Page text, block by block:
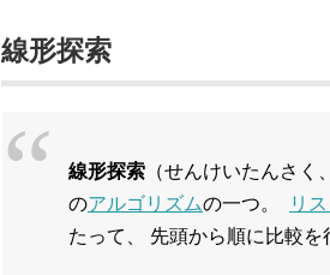
線形探索
線形探索 （せんけいたんさく、
のアルゴリズムの一つ。 リス
たって、 先頭から順に比較を